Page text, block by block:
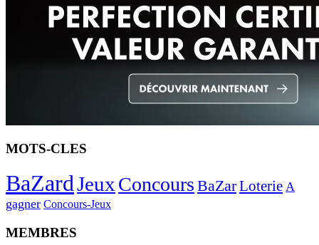
MOTS-CLES
BaZardJeuxConcours BaZarLoterie A
gagner Concours-Jeux
MEMBRES